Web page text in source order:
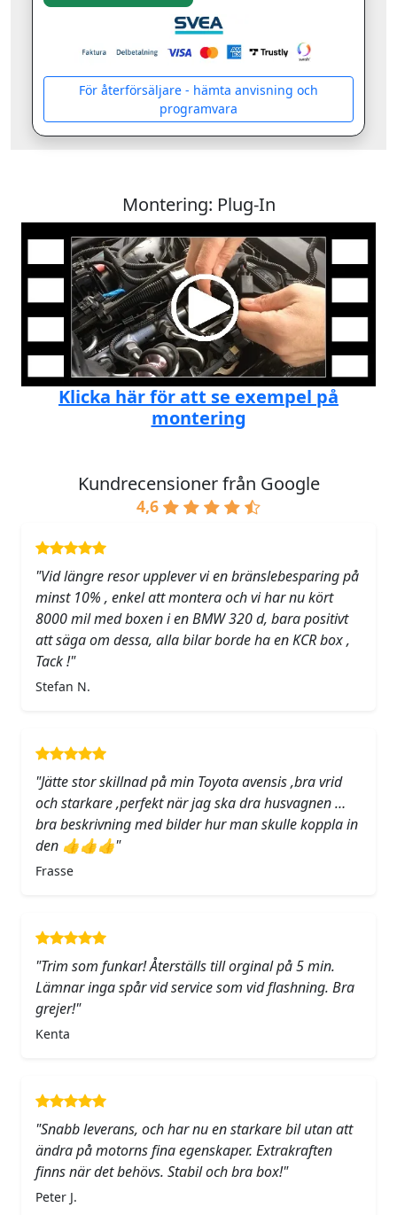
För återförsäljare - hämta anvisning och
programvara
Montering: Plug-In
Klicka här för att se exempel på
montering
Kundrecensioner från Google
4,6
"Vid längre resor upplever vi en bränslebesparing på
minst 10% , enkel att montera och vi har nu kört
8000 mil med boxen i en BMW 320 d, bara positivt
att säga om dessa, alla bilar borde ha en KCR box ,
Tack !"
Stefan N.
"Jätte stor skillnad på min Toyota avensis ,bra vrid
och starkare ,perfekt när jag ska dra husvagnen …
bra beskrivning med bilder hur man skulle koppla in
den 👍👍👍"
Frasse
"Trim som funkar! Återställs till orginal på 5 min.
Lämnar inga spår vid service som vid flashning. Bra
grejer!"
Kenta
"Snabb leverans, och har nu en starkare bil utan att
ändra på motorns fina egenskaper. Extrakraften
finns när det behövs. Stabil och bra box!"
Peter J.